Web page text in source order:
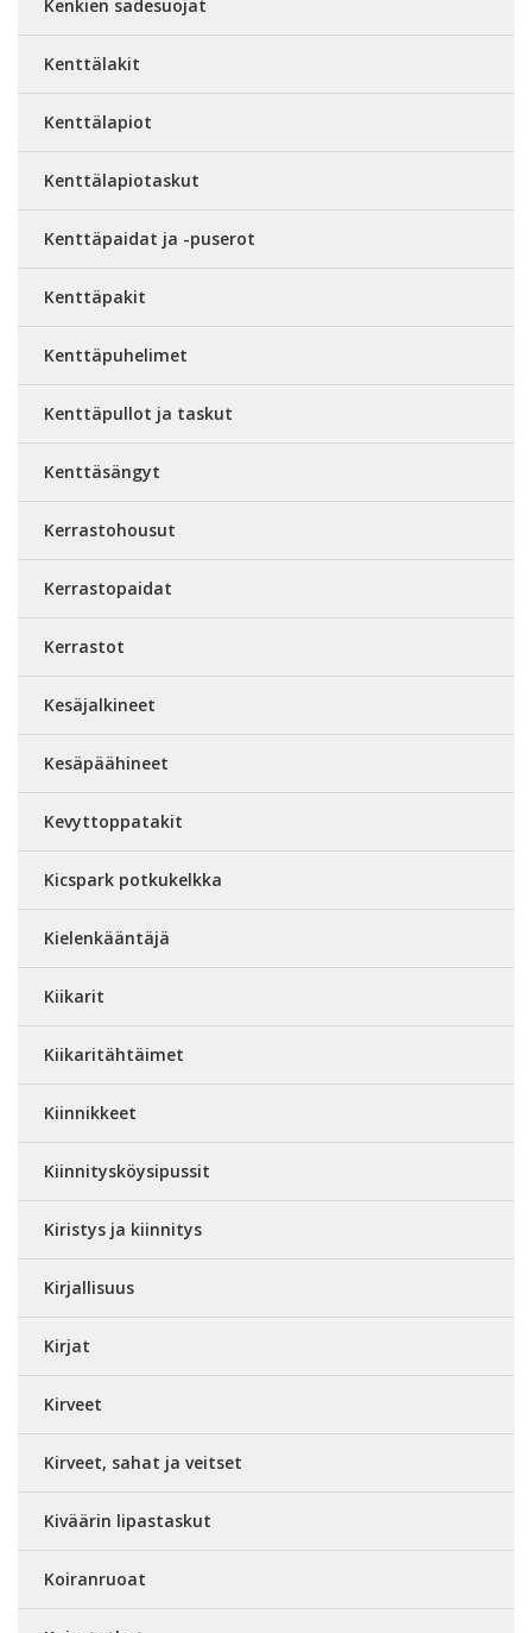
Kenkien sadesuojat
Kenttälakit
Kenttälapiot
Kenttälapiotaskut
Kenttäpaidat ja -puserot
Kenttäpakit
Kenttäpuhelimet
Kenttäpullot ja taskut
Kenttäsängyt
Kerrastohousut
Kerrastopaidat
Kerrastot
Kesäjalkineet
Kesäpäähineet
Kevyttoppatakit
Kicspark potkukelkka
Kielenkääntäjä
Kiikarit
Kiikaritähtäimet
Kiinnikkeet
Kiinnitysköysipussit
Kiristys ja kiinnitys
Kirjallisuus
Kirjat
Kirveet
Kirveet, sahat ja veitset
Kiväärin lipastaskut
Koiranruoat